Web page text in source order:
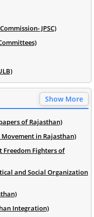
JPSC)
Show More
of Rajasthan)
Movement in Rajasthan)
Freedom Fighters of
and Social Organization
Integration)